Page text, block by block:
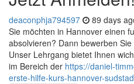
deaconphja794597 89 days
Sie möchten in Hannover einen
absolvieren? Dann bewerben
Unser Lehrgang bietet Ihnen
im Bereich der https://daniel-
erste-hilfe-kurs-hannover-